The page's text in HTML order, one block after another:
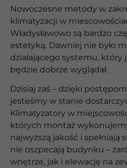
Nowoczesne metody w
klimatyzacji w
Władysławowo są bardzo
estetyką. Dawniej nie było
działającego systemu, który
będzie dobrze wyglądał.
Dzisiaj zaś – dzięki
jesteśmy w stanie
Klimatyzatory w
których montaż
najwyższą jakość i spełniają
nie oszpecają budynku –
wnętrze, jak i elewację na